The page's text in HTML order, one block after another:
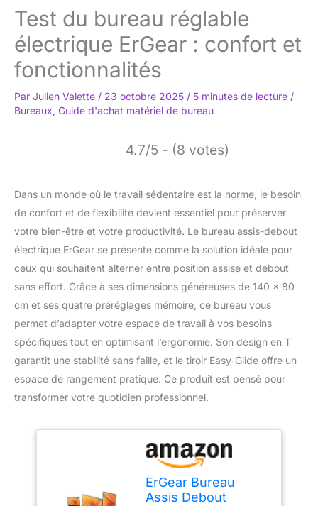
Test du bureau réglable
électrique ErGear : confort et
fonctionnalités
Par Julien Valette / 23 octobre 2025 / 5 minutes de lecture /
Bureaux, Guide d'achat matériel de bureau
4.7/5 - (8 votes)
Dans un monde où le travail sédentaire est la norme, le besoin
de confort et de flexibilité devient essentiel pour préserver
votre bien-être et votre productivité. Le bureau assis-debout
électrique ErGear se présente comme la solution idéale pour
ceux qui souhaitent alterner entre position assise et debout
sans effort. Grâce à ses dimensions généreuses de 140 x 80
cm et ses quatre préréglages mémoire, ce bureau vous
permet d’adapter votre espace de travail à vos besoins
spécifiques tout en optimisant l’ergonomie. Son design en T
garantit une stabilité sans faille, et le tiroir Easy-Glide offre un
espace de rangement pratique. Ce produit est pensé pour
transformer votre quotidien professionnel.
ErGear Bureau
Assis Debout